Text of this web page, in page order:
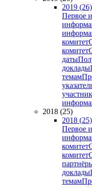
2019 (26)
Первое
комитет
комитет
даты
доклады
темам
2018 (25)
2018 (25)
Первое
комитет
комитет
доклады
темам